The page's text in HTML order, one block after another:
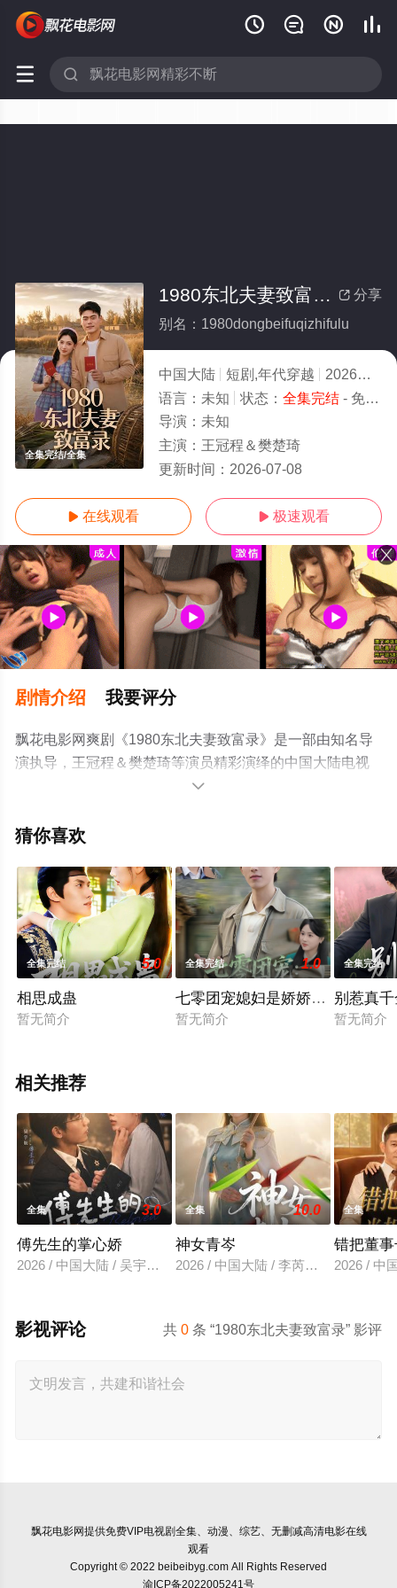
   
 
全集完结/全集
 分享
1980东北夫妻致富录(全集)
别名：1980dongbeifuqizhifulu
中国大陆 短剧,年代穿越 2026
4.0
语言： 未知 状态： 全集完结- 免费在线观看
导演： 未知
主演： 王冠程＆樊楚琦
更新时间： 2026-07-08
 在线观看  极速观看
剧情介绍 我要评分
飘花电影网爽剧《1980东北夫妻致富录》是一部由知名导
演执导，王冠程＆樊楚琦等演员精彩演绎的中国大陆电视
剧，大结局剧情已揭晓（全集完结），手机免费观看高清
移步至豆瓣电视剧、电视猫或剧情网等平台了解。

猜你喜欢
全集完结 5.0
相思成蛊
暂无简介
全集完结 1.0
七零团宠媳妇是娇娇大小姐
暂无简介
全集完结
别惹真
暂无简介
相关推荐
全集 3.0
傅先生的掌心娇
2026 / 中国大陆 / 吴宇航＆郑千亦
全集 10.0
神女青岑
2026 / 中国大陆 / 李芮峤＆张媛媛
全集
错把董
2026 / 中
共0 条 “1980东北夫妻致富录” 影评
影视评论
飘花电影网提供免费VIP电视剧全集、动漫、综艺、无删减高清电影在线
观看
Copyright © 2022 beibeibyg.com All Rights Reserved
渝ICP备2022005241号